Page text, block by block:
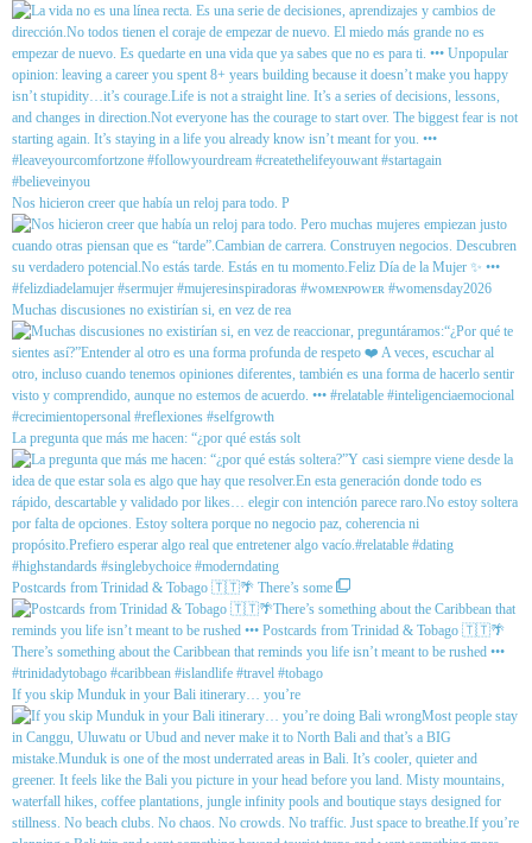
Nos hicieron creer que había un reloj para todo. P
Muchas discusiones no existirían si, en vez de rea
La pregunta que más me hacen: “¿por qué estás solt
Postcards from Trinidad & Tobago 🇹🇹🌴 There’s some
If you skip Munduk in your Bali itinerary… you’re